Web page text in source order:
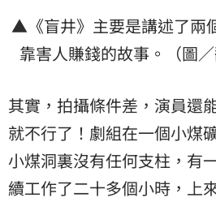
▲《盲井》主要是講述了兩
靠害人賺錢的故事。（圖／
其實，拍攝條件差，演員還
就不行了！劇組在一個小煤
小煤洞裏沒有任何支柱，有
續工作了二十多個小時，上